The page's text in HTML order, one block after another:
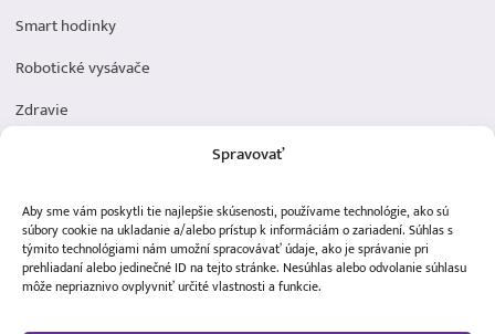
Spravovať
Aby sme vám poskytli tie najlepšie skúsenosti, používame technológie, ako sú
súbory cookie na ukladanie a/alebo prístup k informáciám o zariadení. Súhlas s
týmito technológiami nám umožní spracovávať údaje, ako je správanie pri
prehliadaní alebo jedinečné ID na tejto stránke. Nesúhlas alebo odvolanie súhlasu
môže nepriaznivo ovplyvniť určité vlastnosti a funkcie.
Smart hodinky
Robotické vysávače
Zdravie
Dôležité odkazy
Obchodné podmienky